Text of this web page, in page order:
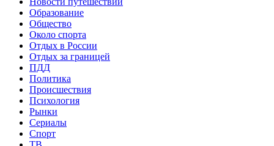
Образование
Общество
Около спорта
Отдых в России
Отдых за границей
ПДД
Политика
Происшествия
Психология
Рынки
Сериалы
Спорт